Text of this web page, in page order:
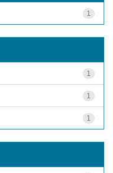
1
1
1
1